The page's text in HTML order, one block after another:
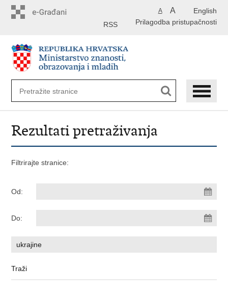
English
A A
Prilagodba pristupačnosti
RSS
Rezultati pretraživanja
Filtrirajte stranice:
Od:
Do: